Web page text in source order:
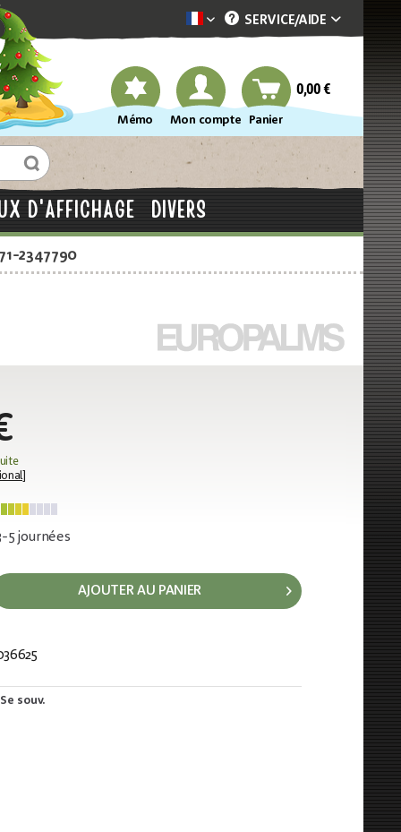
Dekotopia französisch
SERVICE/AIDE
Mémo Mon compte Panier
0,00 €
D'AFFICHAGE DIVERS
2347790
]
5 journées
AJOUTER AU PANIER
Se souv.